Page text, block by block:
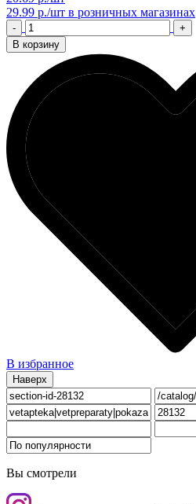
29.99 р./шт в розничных магазинах
-
+
В корзину
В избранное
Наверх
Вы смотрели